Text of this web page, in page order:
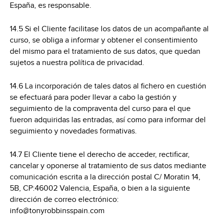
España, es responsable.
14.5 Si el Cliente facilitase los datos de un acompañante al
curso, se obliga a informar y obtener el consentimiento
del mismo para el tratamiento de sus datos, que quedan
sujetos a nuestra política de privacidad.
14.6 La incorporación de tales datos al fichero en cuestión
se efectuará para poder llevar a cabo la gestión y
seguimiento de la compraventa del curso para el que
fueron adquiridas las entradas, así como para informar del
seguimiento y novedades formativas.
14.7 El Cliente tiene el derecho de acceder, rectificar,
cancelar y oponerse al tratamiento de sus datos mediante
comunicación escrita a la dirección postal C/ Moratin 14,
5B, CP:46002 Valencia, España, o bien a la siguiente
dirección de correo electrónico:
info@tonyrobbinsspain.com